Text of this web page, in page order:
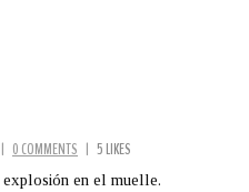
| 0 COMMENTS | 5 LIKES
explosión en el muelle.